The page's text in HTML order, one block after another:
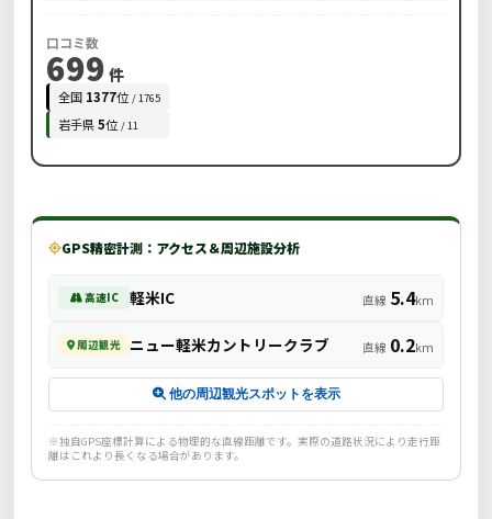
口コミ数
699件
全国 1377位 / 1765
岩手県5位 / 11
GPS精密計測：アクセス＆周辺施設分析
高速IC 軽米IC 直線 5.4km
周辺観光 ニュー軽米カントリークラブ 直線 0.2km
他の周辺観光スポットを表示
※独自GPS座標計算による物理的な直線距離です。実際の道路状況により走行距
離はこれより長くなる場合があります。